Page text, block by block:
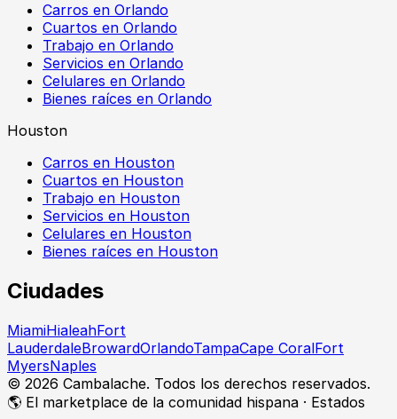
Carros en Orlando
Cuartos en Orlando
Trabajo en Orlando
Servicios en Orlando
Celulares en Orlando
Bienes raíces en Orlando
Houston
Carros en Houston
Cuartos en Houston
Trabajo en Houston
Servicios en Houston
Celulares en Houston
Bienes raíces en Houston
Ciudades
MiamiHialeahFort
LauderdaleBrowardOrlandoTampaCape CoralFort
MyersNaples
© 2026 Cambalache. Todos los derechos reservados.
🌎 El marketplace de la comunidad hispana · Estados